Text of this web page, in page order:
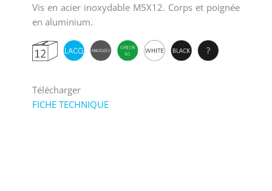
Vis en acier inoxydable M5X12. Corps et poignée
en aluminium.
Télécharger
FICHE TECHNIQUE